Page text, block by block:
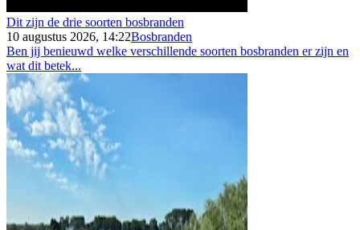
Dit zijn de drie soorten bosbranden
10 augustus 2026, 14:22Bosbranden
Ben jij benieuwd welke verschillende soorten bosbranden er zijn en
wat dit betek...